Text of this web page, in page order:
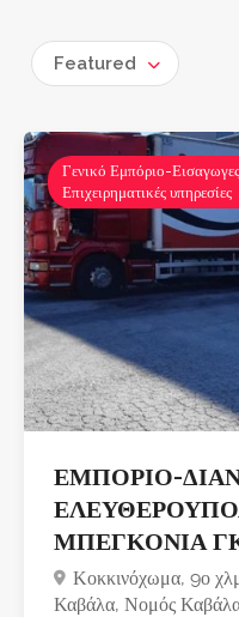
Featured
Γενικό Εμπόριο-
Επιχειρηματικές υπηρεσίες
ΕΜΠΟΡΙΟ-
ΜΠΕΓΚΟΝΙΑ
Κοκκινόχωμα, 9ο
Καβάλα, Νομός